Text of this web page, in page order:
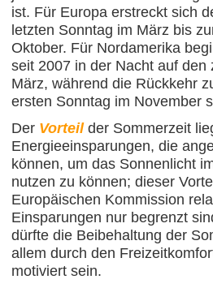
ist. Für Europa erstreckt sich
letzten Sonntag im März bis
Oktober. Für Nordamerika
seit 2007 in der Nacht auf den
März, während die Rückkehr
ersten Sonntag im November
Der Vorteilder Sommerzeit
Energieeinsparungen, die
können, um das Sonnenlicht
nutzen zu können; dieser
Europäischen Kommission
Einsparungen nur begrenzt
dürfte die Beibehaltung der
allem durch den
motiviert sein.